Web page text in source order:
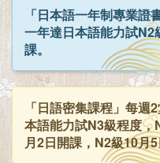
「日本語一年制專業證
一年達日本語能力試
課。
「日語密集課程」每週
本語能力試N3級程度
月2日開課，N2級10月